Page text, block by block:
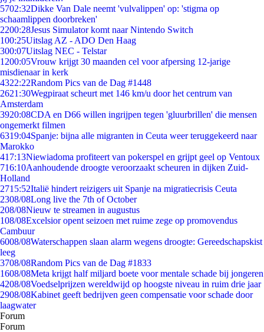
5702:32Dikke Van Dale neemt 'vulvalippen' op: 'stigma op
schaamlippen doorbreken'
2200:28Jesus Simulator komt naar Nintendo Switch
100:25Uitslag AZ - ADO Den Haag
300:07Uitslag NEC - Telstar
1200:05Vrouw krijgt 30 maanden cel voor afpersing 12-jarige
misdienaar in kerk
4322:22Random Pics van de Dag #1448
2621:30Wegpiraat scheurt met 146 km/u door het centrum van
Amsterdam
3920:08CDA en D66 willen ingrijpen tegen 'gluurbrillen' die mensen
ongemerkt filmen
6319:04Spanje: bijna alle migranten in Ceuta weer teruggekeerd naar
Marokko
417:13Niewiadoma profiteert van pokerspel en grijpt geel op Ventoux
716:10Aanhoudende droogte veroorzaakt scheuren in dijken Zuid-
Holland
2715:52Italië hindert reizigers uit Spanje na migratiecrisis Ceuta
2308/08Long live the 7th of October
208/08Nieuw te streamen in augustus
108/08Excelsior opent seizoen met ruime zege op promovendus
Cambuur
6008/08Waterschappen slaan alarm wegens droogte: Gereedschapskist
leeg
3708/08Random Pics van de Dag #1833
1608/08Meta krijgt half miljard boete voor mentale schade bij jongeren
4208/08Voedselprijzen wereldwijd op hoogste niveau in ruim drie jaar
2908/08Kabinet geeft bedrijven geen compensatie voor schade door
laagwater
Forum
Forum